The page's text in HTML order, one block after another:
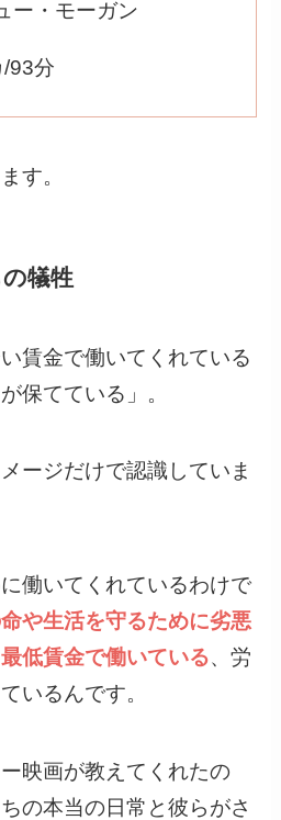
ー・モーガン
93分
す。
犠牲
賃金で働いてくれている
保てている」。
ージだけで認識していま
働いてくれているわけで
や生活を守るために劣悪
低賃金で働いている、労
いるんです。
映画が教えてくれたの
の本当の日常と彼らがさ